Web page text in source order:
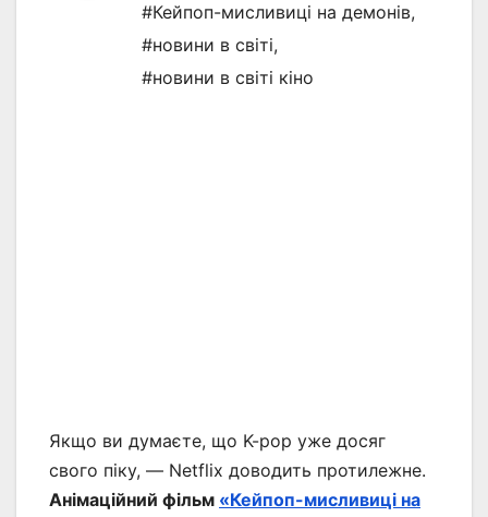
#Кейпоп-мисливиці на демонів,
#новини в світі,
#новини в світі кіно
Якщо ви думаєте, що K-pop уже досяг
свого піку, — Netflix доводить протилежне.
Анімаційний фільм «Кейпоп-мисливиці на